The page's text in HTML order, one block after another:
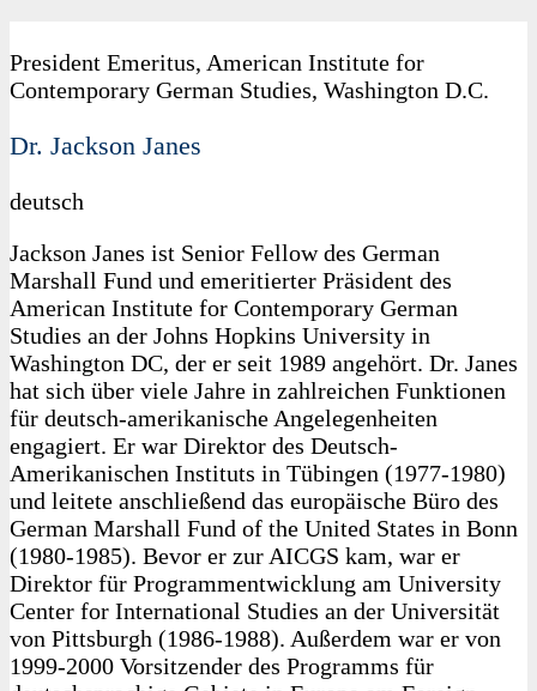
President Emeritus, American Institute for
Contemporary German Studies, Washington D.C.
Dr. Jackson Janes
deutsch
Jackson Janes ist Senior Fellow des German
Marshall Fund und emeritierter Präsident des
American Institute for Contemporary German
Studies an der Johns Hopkins University in
Washington DC, der er seit 1989 angehört. Dr. Janes
hat sich über viele Jahre in zahlreichen Funktionen
für deutsch-amerikanische Angelegenheiten
engagiert. Er war Direktor des Deutsch-
Amerikanischen Instituts in Tübingen (1977-1980)
und leitete anschließend das europäische Büro des
German Marshall Fund of the United States in Bonn
(1980-1985). Bevor er zur AICGS kam, war er
Direktor für Programmentwicklung am University
Center for International Studies an der Universität
von Pittsburgh (1986-1988). Außerdem war er von
1999-2000 Vorsitzender des Programms für